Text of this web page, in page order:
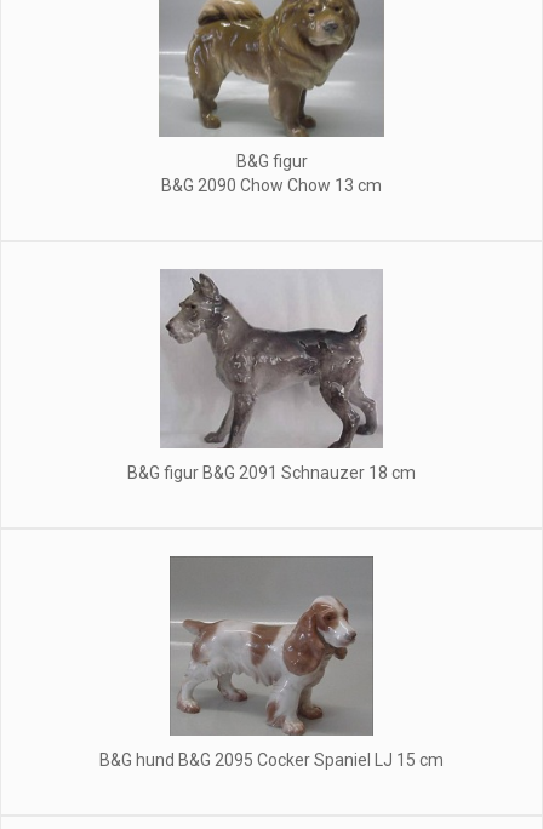
B&G figur
B&G 2090 Chow Chow 13 cm
B&G figur B&G 2091 Schnauzer 18 cm
B&G hund B&G 2095 Cocker Spaniel LJ 15 cm